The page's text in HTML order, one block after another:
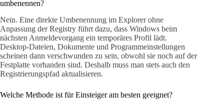
umbenennen?
Nein. Eine direkte Umbenennung im Explorer ohne
Anpassung der Registry führt dazu, dass Windows beim
nächsten Anmeldevorgang ein temporäres Profil lädt.
Desktop-Dateien, Dokumente und Programmeinstellungen
scheinen dann verschwunden zu sein, obwohl sie noch auf der
Festplatte vorhanden sind. Deshalb muss man stets auch den
Registrierungspfad aktualisieren.
Welche Methode ist für Einsteiger am besten geeignet?